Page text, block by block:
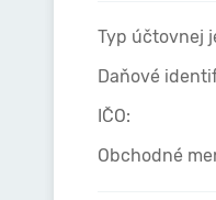
Typ účtovnej
Daňové
IČO:
Obchodné